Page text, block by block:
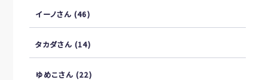
イーノさん (46)
タカダさん (14)
ゆめこさん (22)